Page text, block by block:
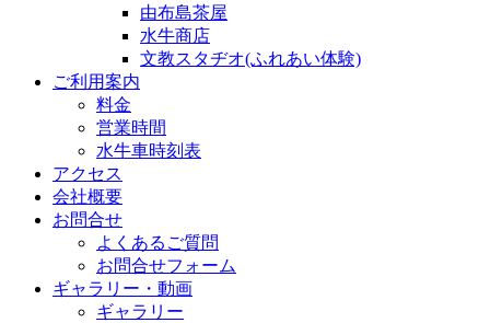
由布島茶屋
水牛商店
文教スタヂオ(ふれあい体験)
ご利用案内
料金
営業時間
水牛車時刻表
アクセス
会社概要
お問合せ
よくあるご質問
お問合せフォーム
ギャラリー・動画
ギャラリー